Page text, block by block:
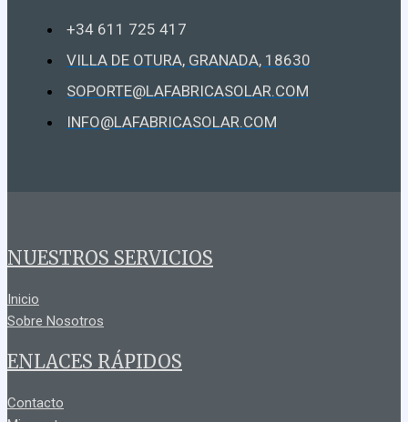
+34 611 725 417
VILLA DE OTURA, GRANADA, 18630
SOPORTE@LAFABRICASOLAR.COM
INFO@LAFABRICASOLAR.COM
NUESTROS SERVICIOS
Inicio
Sobre Nosotros
ENLACES RÁPIDOS
Contacto